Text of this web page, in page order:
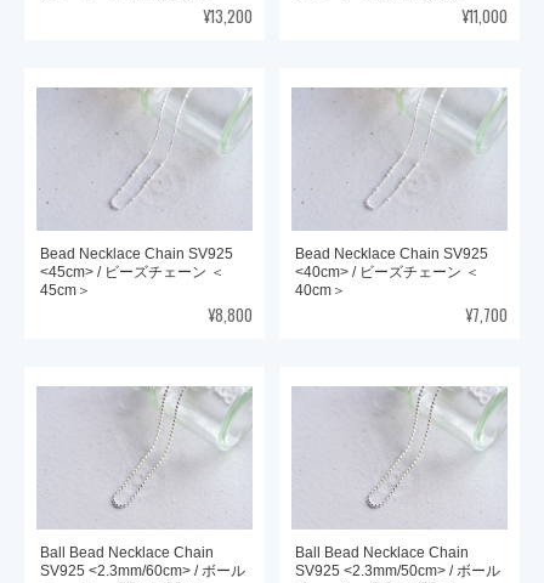
¥13,200 ¥11,000
Bead Necklace Chain SV925
<45cm> / ビーズチェーン ＜
45cm＞
¥8,800
Bead Necklace Chain SV925
<40cm> / ビーズチェーン ＜
40cm＞
¥7,700
Ball Bead Necklace Chain
SV925 <2.3mm/60cm> / ボール
Ball Bead Necklace Chain
SV925 <2.3mm/50cm> / ボール